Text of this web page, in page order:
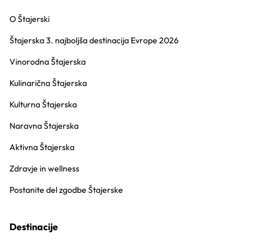
O Štajerski
Štajerska 3. najboljša destinacija Evrope 2026
Vinorodna Štajerska
Kulinarična Štajerska
Kulturna Štajerska
Naravna Štajerska
Aktivna Štajerska
Zdravje in wellness
Postanite del zgodbe Štajerske
Destinacije